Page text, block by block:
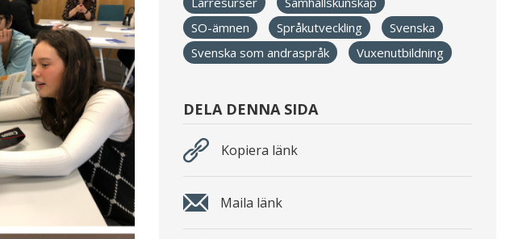
SO-ämnen
Språkutveckling
Svenska
Svenska som andraspråk
Vuxenutbildning
DELA DENNA SIDA
Kopiera länk
Maila länk